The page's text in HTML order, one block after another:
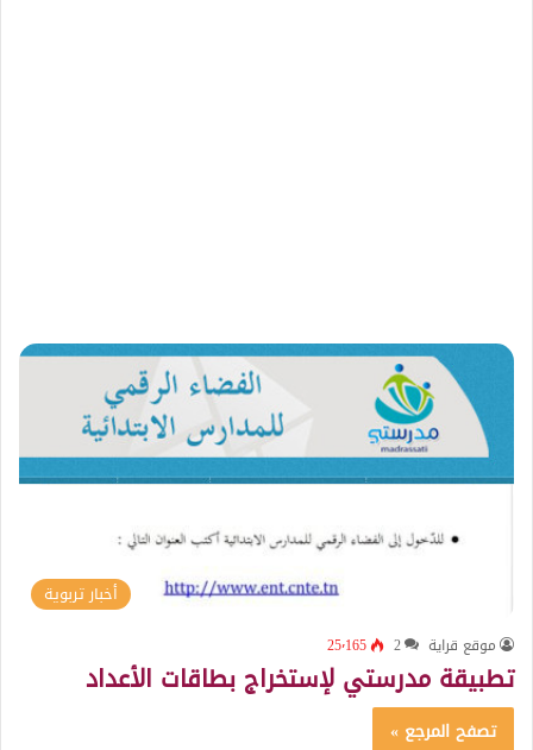
أخبار تربوية
موقع قراية 2 25٬165
تطبيقة مدرستي لإستخراج بطاقات الأعداد
تصفح المرجع »